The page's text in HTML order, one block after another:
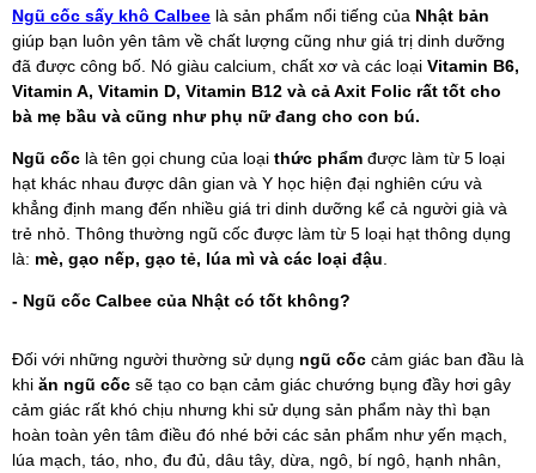
Ngũ cốc sấy khô Calbee là sản phẩm nổi tiếng của Nhật bản
giúp bạn luôn yên tâm về chất lượng cũng như giá trị dinh dưỡng
đã được công bố. Nó giàu calcium, chất xơ và các loại Vitamin B6,
Vitamin A, Vitamin D, Vitamin B12 và cả Axit Folic rất tốt cho
bà mẹ bầu và cũng như phụ nữ đang cho con bú.
Ngũ cốc là tên gọi chung của loại thức phẩm được làm từ 5 loại
hạt khác nhau được dân gian và Y học hiện đại nghiên cứu và
khẳng định mang đến nhiều giá tri dinh dưỡng kể cả người già và
trẻ nhỏ. Thông thường ngũ cốc được làm từ 5 loại hạt thông dụng
là: mè, gạo nếp, gạo tẻ, lúa mì và các loại đậu
- Ngũ cốc Calbee của Nhật có tốt không?
Đối với những người thường sử dụng ngũ cốc cảm giác ban đầu là
khi ăn ngũ cốc sẽ tạo co bạn cảm giác chướng bụng đầy hơi gây
cảm giác rất khó chịu nhưng khi sử dụng sản phẩm này thì bạn
hoàn toàn yên tâm điều đó nhé bởi các sản phẩm như yến mạch,
lúa mạch, táo, nho, đu đủ, dâu tây, dừa, ngô, bí ngô, hạnh nhân,